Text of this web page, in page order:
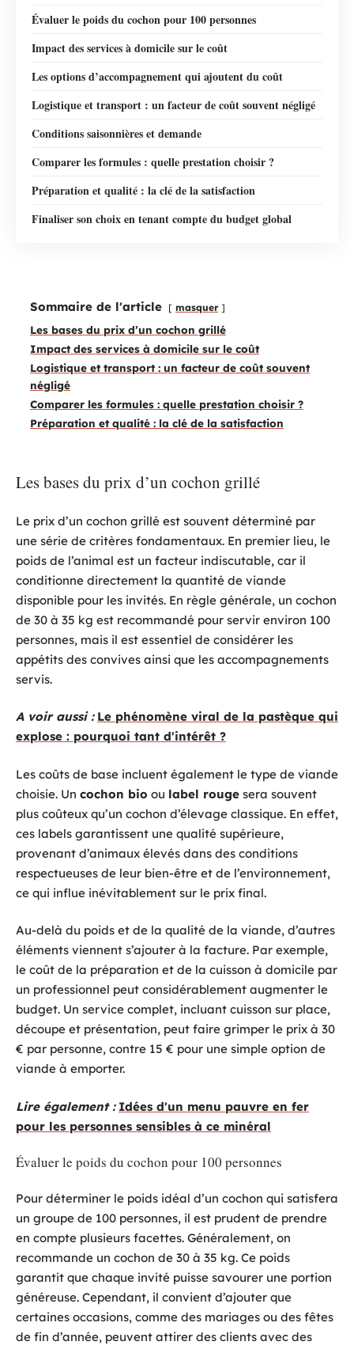
Évaluer le poids du cochon pour 100 personnes
Impact des services à domicile sur le coût
Les options d’accompagnement qui ajoutent du coût
Logistique et transport : un facteur de coût souvent négligé
Conditions saisonnières et demande
Comparer les formules : quelle prestation choisir ?
Préparation et qualité : la clé de la satisfaction
Finaliser son choix en tenant compte du budget global
Sommaire de l'article masquer
Les bases du prix d’un cochon grillé
Impact des services à domicile sur le coût
Logistique et transport : un facteur de coût souvent
négligé
Comparer les formules : quelle prestation choisir ?
Préparation et qualité : la clé de la satisfaction
Les bases du prix d’un cochon grillé
Le prix d’un cochon grillé est souvent déterminé par
une série de critères fondamentaux. En premier lieu, le
poids de l’animal est un facteur indiscutable, car il
conditionne directement la quantité de viande
disponible pour les invités. En règle générale, un cochon
de 30 à 35 kg est recommandé pour servir environ 100
personnes, mais il est essentiel de considérer les
appétits des convives ainsi que les accompagnements
servis.
A voir aussi : Le phénomène viral de la pastèque qui
explose : pourquoi tant d'intérêt ?
Les coûts de base incluent également le type de viande
choisie. Un cochon bio ou label rouge sera souvent
plus coûteux qu’un cochon d’élevage classique. En effet,
ces labels garantissent une qualité supérieure,
provenant d’animaux élevés dans des conditions
respectueuses de leur bien-être et de l’environnement,
ce qui influe inévitablement sur le prix final.
Au-delà du poids et de la qualité de la viande, d’autres
éléments viennent s’ajouter à la facture. Par exemple,
le coût de la préparation et de la cuisson à domicile par
un professionnel peut considérablement augmenter le
budget. Un service complet, incluant cuisson sur place,
découpe et présentation, peut faire grimper le prix à 30
€ par personne, contre 15 € pour une simple option de
viande à emporter.
Lire également : Idées d'un menu pauvre en fer
pour les personnes sensibles à ce minéral
Évaluer le poids du cochon pour 100 personnes
Pour déterminer le poids idéal d’un cochon qui satisfera
un groupe de 100 personnes, il est prudent de prendre
en compte plusieurs facettes. Généralement, on
recommande un cochon de 30 à 35 kg. Ce poids
garantit que chaque invité puisse savourer une portion
généreuse. Cependant, il convient d’ajouter que
certaines occasions, comme des mariages ou des fêtes
de fin d’année, peuvent attirer des clients avec des